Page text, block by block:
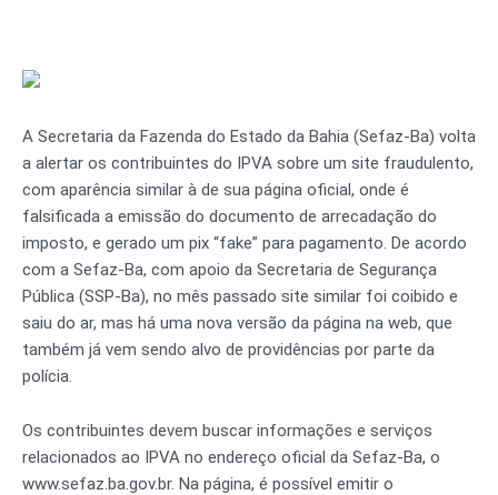
A Secretaria da Fazenda do Estado da Bahia (Sefaz-Ba) volta
a alertar os contribuintes do IPVA sobre um site fraudulento,
com aparência similar à de sua página oficial, onde é
falsificada a emissão do documento de arrecadação do
imposto, e gerado um pix “fake” para pagamento. De acordo
com a Sefaz-Ba, com apoio da Secretaria de Segurança
Pública (SSP-Ba), no mês passado site similar foi coibido e
saiu do ar, mas há uma nova versão da página na web, que
também já vem sendo alvo de providências por parte da
polícia.
Os contribuintes devem buscar informações e serviços
relacionados ao IPVA no endereço oficial da Sefaz-Ba, o
www.sefaz.ba.gov.br. Na página, é possível emitir o